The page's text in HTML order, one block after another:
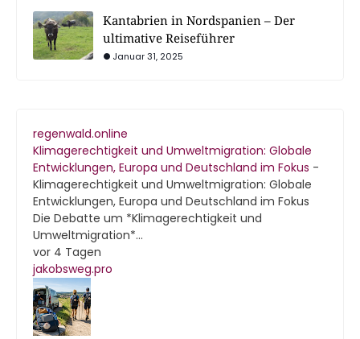
Kantabrien in Nordspanien – Der
ultimative Reiseführer
Januar 31, 2025
regenwald.online
Klimagerechtigkeit und Umweltmigration: Globale
Entwicklungen, Europa und Deutschland im Fokus -
Klimagerechtigkeit und Umweltmigration: Globale
Entwicklungen, Europa und Deutschland im Fokus
Die Debatte um *Klimagerechtigkeit und
Umweltmigration*...
vor 4 Tagen
jakobsweg.pro